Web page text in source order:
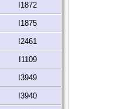
I1872
I1875
I2461
I1109
I3949
I3940